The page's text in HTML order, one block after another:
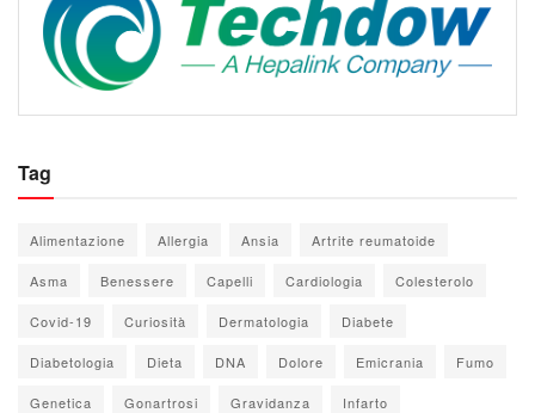
Tag
Alimentazione Allergia Ansia Artrite reumatoide
Asma Benessere Capelli Cardiologia Colesterolo
Covid-19 Curiosità Dermatologia Diabete
Diabetologia Dieta DNA Dolore Emicrania Fumo
Genetica Gonartrosi Gravidanza Infarto